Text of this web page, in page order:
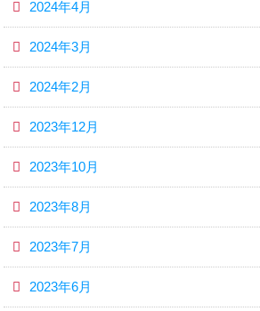
2024年4月
2024年3月
2024年2月
2023年12月
2023年10月
2023年8月
2023年7月
2023年6月